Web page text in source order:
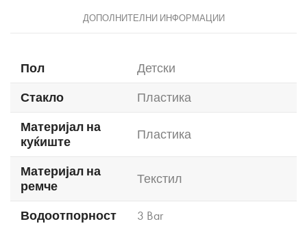
ДОПОЛНИТЕЛНИ ИНФОРМАЦИИ
Пол
Детски
Стакло
Пластика
Материјал на
куќиште
Пластика
Материјал на
ремче
Текстил
Водоотпорност 3 Bar